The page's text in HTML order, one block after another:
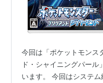
ミカルゲ
ゴースト
あく
トゲキッス
フェアリー
ルカリオ
かくとう
はがね
今回は「ポケットモンス
ド・シャイニングパー
います。 今回はシステ